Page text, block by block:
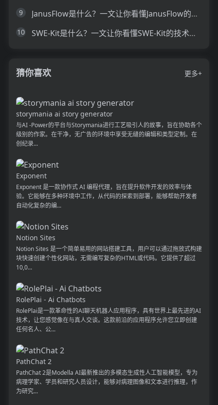
9 JanusFlow是什么？一文让你看懂JanusFlow的技术原理、主要功能、应用场景
10 SWE-Kit是什么？一文让你看懂SWE-Kit的技术原理、主要功能、应用场景
猜你喜欢 更多+
storymania ai story generator
与AI -Power的平台与Storymania进行工艺吸引人的故事，旨在协助各个
级别的作家。在干净，无广告的环境中享受无缝的编辑和类型定制。在
创纪录...
Exponent
Exponent 是一款协作式 AI 编程代理，旨在提升软件开发的效率与体
验。它能够在多种环境中工作，从代码的探索到部署，能够帮助开发者
自动化复杂的编...
Notion Sites
Notion Sites 是一个简单易用的网站搭建工具，用户可以通过拖放式构建
块快速创建个性化网站，无需编写复杂的HTML或代码。它提供了超过
10,0...
RolePlai - Ai Chatbots
RolePlai是一款革命性的AI聊天机器人应用程序，具有世界上最先进的AI
技术，让您感觉像在与真人交谈。这款前沿的应用程序允许您立即创建
任何名人、公...
PathChat 2
PathChat 2是Modella AI最新推出的多模态生成性人工智能模型，专为
病理学家、学员和研究人员设计，能够对病理图像和文本进行推理，作
为研究...